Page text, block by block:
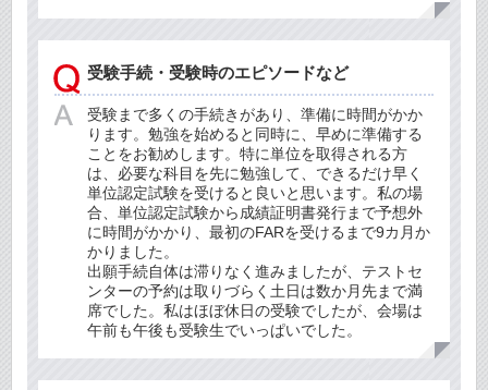
受験手続・受験時のエピソードなど
受験まで多くの手続きがあり、準備に時間がかか
ります。勉強を始めると同時に、早めに準備する
ことをお勧めします。特に単位を取得される方
は、必要な科目を先に勉強して、できるだけ早く
単位認定試験を受けると良いと思います。私の場
合、単位認定試験から成績証明書発行まで予想外
に時間がかかり、最初のFARを受けるまで9カ月か
かりました。
出願手続自体は滞りなく進みましたが、テストセ
ンターの予約は取りづらく土日は数か月先まで満
席でした。私はほぼ休日の受験でしたが、会場は
午前も午後も受験生でいっぱいでした。